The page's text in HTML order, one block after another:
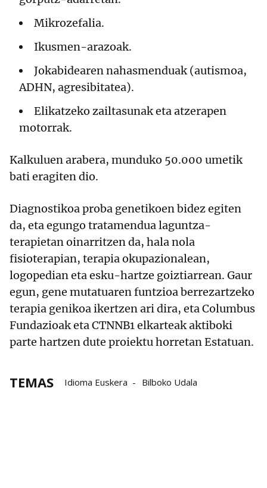
Mikrozefalia.
Ikusmen-arazoak.
Jokabidearen nahasmenduak (autismoa,
ADHN, agresibitatea).
Elikatzeko zailtasunak eta atzerapen
motorrak.
Kalkuluen arabera, munduko 50.000 umetik
bati eragiten dio.
Diagnostikoa proba genetikoen bidez egiten
da, eta egungo tratamendua laguntza-
terapietan oinarritzen da, hala nola
fisioterapian, terapia okupazionalean,
logopedian eta esku-hartze goiztiarrean. Gaur
egun, gene mutatuaren funtzioa berrezartzeko
terapia genikoa ikertzen ari dira, eta Columbus
Fundazioak eta CTNNB1 elkarteak aktiboki
parte hartzen dute proiektu horretan Estatuan.
TEMAS Idioma Euskera Bilboko Udala